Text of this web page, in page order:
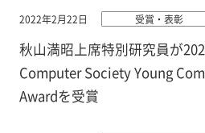
2022年2月22日 受賞・表彰
秋山満昭上席特別研究員が
Computer Society Young
Awardを受賞